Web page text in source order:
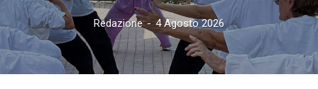
Redazione - 4 Agosto 2026